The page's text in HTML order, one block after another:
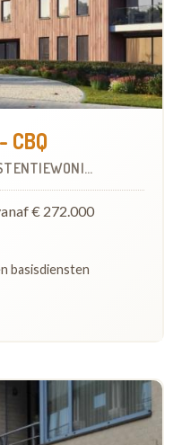
CBQ
€ 272.000
basisdiensten